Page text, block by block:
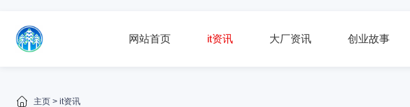
网站首页 it资讯 大厂资讯 创业故事
主页 > it资讯